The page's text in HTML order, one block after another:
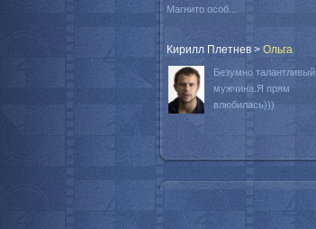
Магнито особ...
Кирилл Плетнев > Oльга
Безумно талантливый
мужчина.Я прям
влюбилась)))